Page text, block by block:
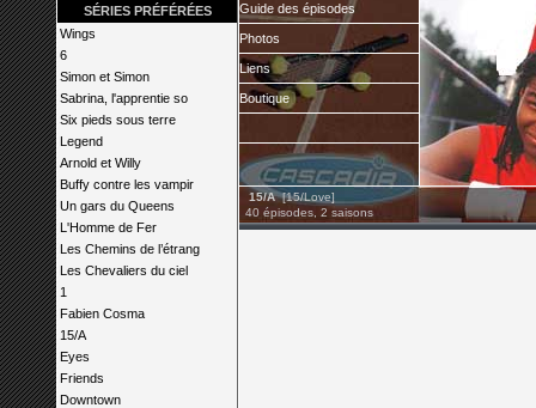
SÉRIES PRÉFÉRÉES
Wings
6
Simon et Simon
Sabrina, l'apprentie so
Six pieds sous terre
Legend
Arnold et Willy
Buffy contre les vampir
Un gars du Queens
L'Homme de Fer
Les Chemins de l’étrang
Les Chevaliers du ciel
1
Fabien Cosma
15/A
Eyes
Friends
Downtown
Guide des épisodes
Photos
Liens
Boutique
15/A [15/Love]
40 épisodes, 2 saisons